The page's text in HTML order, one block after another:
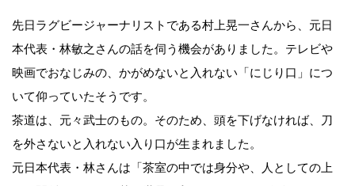
先日ラグビージャーナリストである村上晃一さんから、元日
本代表・林敏之さんの話を伺う機会がありました。テレビや
映画でおなじみの、かがめないと入れない「にじり口」につ
いて仰っていたそうです。
茶道は、元々武士のもの。そのため、頭を下げなければ、刀
を外さないと入れない入り口が生まれました。
元日本代表・林さんは「茶室の中では身分や、人としての上